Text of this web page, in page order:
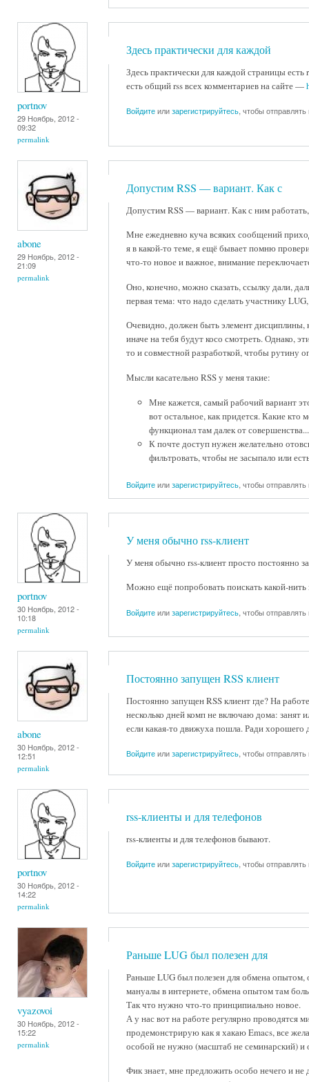
portnov
29 Ноябрь, 2012 -
09:32
permalink
Здесь практически для каждой
Здесь практически для каждой страницы
есть общий rss всех комментариев на сайте —
Войдитеилизарегистрируйтесь, чтобы
abone
29 Ноябрь, 2012 -
21:09
permalink
Допустим RSS — вариант. Как с
Допустим RSS — вариант. Как с ним
Мне ежедневно куча всяких сообщений
я в какой-то теме, я ещё бывает помню
что-то новое и важное, внимание
Оно, конечно, можно сказать, ссылку дали,
первая тема: что надо cделать участнику
Очевидно, должен быть элемент дисциплины,
иначе на тебя будут косо смотреть. Однако,
то и совместной разработкой, чтобы рутину
Мысли касательно RSS у меня такие:
Мне кажется, самый рабочий вариант
вот остальное, как придется. Какие
функционал там далек от совершенства...
К почте доступ нужен желательно
фильтровать, чтобы не засыпало или
Войдитеилизарегистрируйтесь, чтобы
portnov
30 Ноябрь, 2012 -
10:18
permalink
У меня обычно rss-клиент
У меня обычно rss-клиент просто постоянно
Можно ещё попробовать поискать какой-нить
Войдитеилизарегистрируйтесь, чтобы
abone
30 Ноябрь, 2012 -
12:51
permalink
Постоянно запущен RSS клиент
Постоянно запущен RSS клиент где? На
несколько дней комп не включаю дома: занят
если какая-то движуха пошла. Ради
Войдитеилизарегистрируйтесь, чтобы
portnov
30 Ноябрь, 2012 -
14:22
permalink
rss-клиенты и для телефонов
rss-клиенты и для телефонов бывают.
Войдитеилизарегистрируйтесь, чтобы
vyazovoi
30 Ноябрь, 2012 -
15:22
permalink
Раньше LUG был полезен для
Раньше LUG был полезен для обмена опытом,
мануалы в интернете, обмена опытом там
Так что нужно что-то принципиально новое.
А у нас вот на работе регулярно проводятся
продемонстрирую как я хакаю Emacs, все
особой не нужно (масштаб не семинарский)
Фик знает, мне предложить особо нечего и не